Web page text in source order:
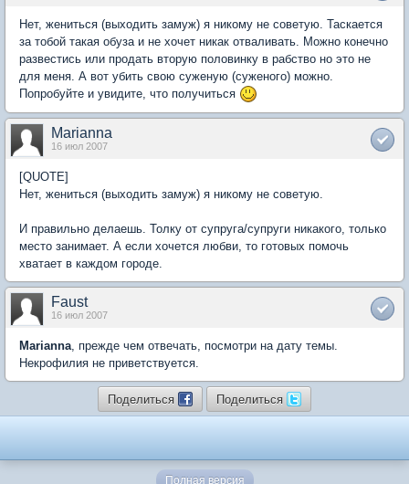
Нет, жениться (выходить замуж) я никому не советую. Таскается
за тобой такая обуза и не хочет никак отваливать. Можно конечно
развестись или продать вторую половинку в рабство но это не
для меня. А вот убить свою суженую (суженого) можно.
Попробуйте и увидите, что получиться
Marianna
16 июл 2007
[QUOTE]
Нет, жениться (выходить замуж) я никому не советую.
И правильно делаешь. Толку от супруга/супруги никакого, только
место занимает. А если хочется любви, то готовых помочь
хватает в каждом городе.
Faust
16 июл 2007
Marianna, прежде чем отвечать, посмотри на дату темы.
Некрофилия не приветствуется.
Поделиться Поделиться
Полная версия